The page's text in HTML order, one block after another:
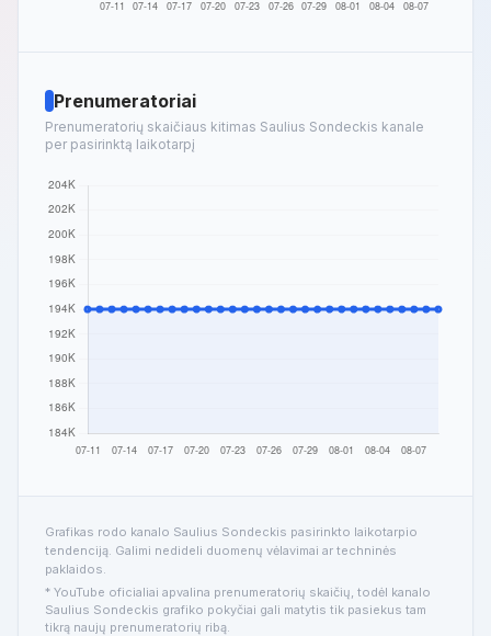
Prenumeratoriai
Prenumeratorių skaičiaus kitimas Saulius Sondeckis kanale
per pasirinktą laikotarpį
Grafikas rodo kanalo Saulius Sondeckis pasirinkto laikotarpio
tendenciją. Galimi nedideli duomenų vėlavimai ar techninės
paklaidos.
* YouTube oficialiai apvalina prenumeratorių skaičių, todėl kanalo
Saulius Sondeckis grafiko pokyčiai gali matytis tik pasiekus tam
tikrą naujų prenumeratorių ribą.